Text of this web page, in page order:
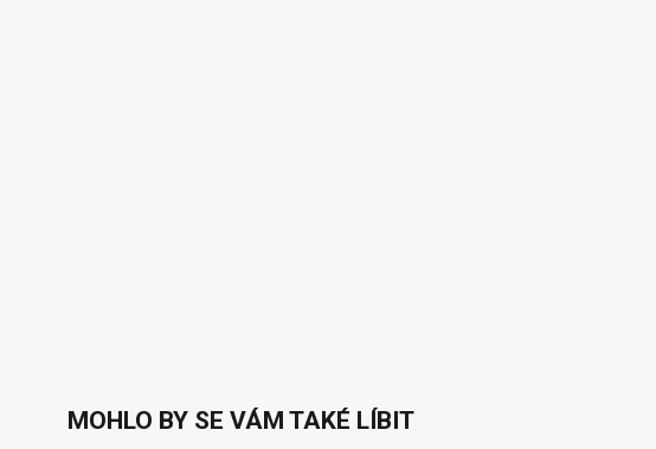
MOHLO BY SE VÁM TAKÉ LÍBIT